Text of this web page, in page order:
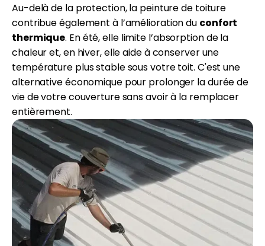
Au-delà de la protection, la peinture de toiture
contribue également à l’amélioration du confort
thermique. En été, elle limite l’absorption de la
chaleur et, en hiver, elle aide à conserver une
température plus stable sous votre toit. C'est une
alternative économique pour prolonger la durée de
vie de votre couverture sans avoir à la remplacer
entièrement.